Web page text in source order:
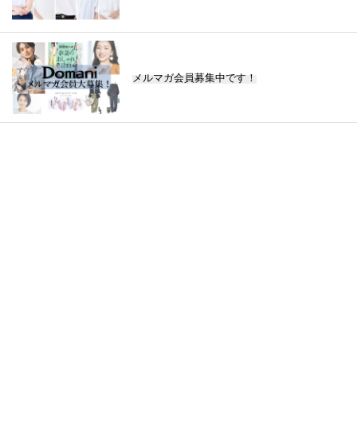
メルマガ会員募集中です！